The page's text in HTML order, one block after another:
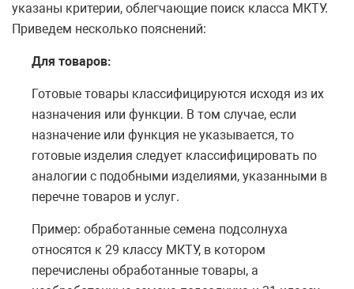
указаны критерии, облегчающие поиск класса МКТУ.
Приведем несколько пояснений:
Для товаров:
Готовые товары классифицируются исходя из их
назначения или функции. В том случае, если
назначение или функция не указывается, то
готовые изделия следует классифицировать по
аналогии с подобными изделиями, указанными в
перечне товаров и услуг.
Пример: обработанные семена подсолнуха
относятся к 29 классу МКТУ, в котором
перечислены обработанные товары, а